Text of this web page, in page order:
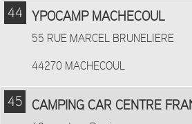
44 YPOCAMP MACHECOUL
55 RUE MARCEL BRUNELIERE
44270 MACHECOUL
45 CAMPING CAR CENTRE